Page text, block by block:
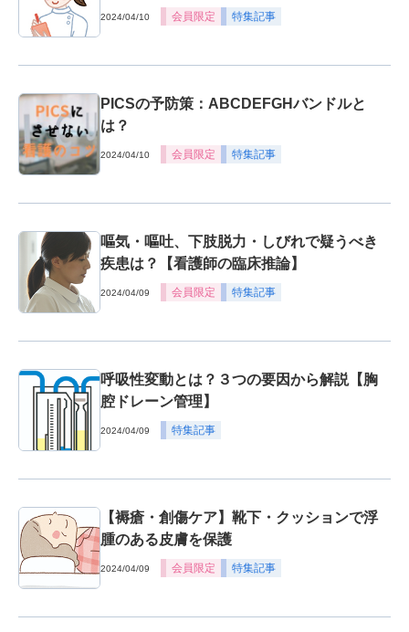
2024/04/10 会員限定 特集記事
PICSの予防策：ABCDEFGHバンドルと
は？
2024/04/10 会員限定 特集記事
嘔気・嘔吐、下肢脱力・しびれで疑うべき
疾患は？【看護師の臨床推論】
2024/04/09 会員限定 特集記事
呼吸性変動とは？３つの要因から解説【胸
腔ドレーン管理】
2024/04/09 特集記事
【褥瘡・創傷ケア】靴下・クッションで浮
腫のある皮膚を保護
2024/04/09 会員限定 特集記事